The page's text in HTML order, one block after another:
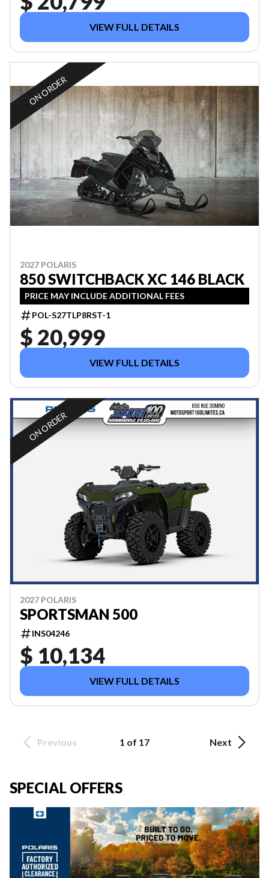
VIEW FULL DETAILS
ON ORDER
2027 POLARIS
850 SWITCHBACK XC 146 BLACK
PRICE MAY INCLUDE ADDITIONAL FEES
POL-S27TLP8RST-1
$ 20,999
VIEW FULL DETAILS
ON ORDER
2027 POLARIS
SPORTSMAN 500
INS04246
$ 10,134
VIEW FULL DETAILS
Previous 1 of 17 Next
SPECIAL OFFERS